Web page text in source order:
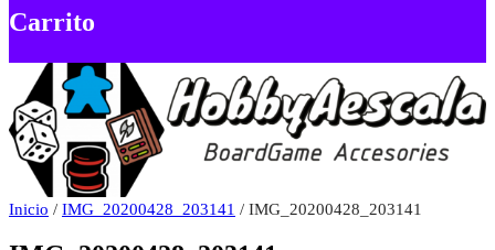
Carrito
Inicio / IMG_20200428_203141 / IMG_20200428_203141